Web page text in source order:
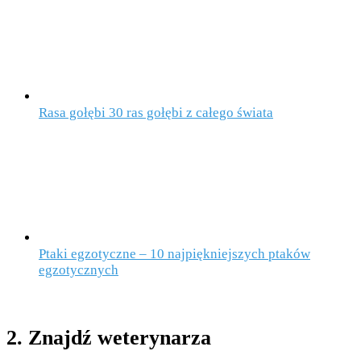
Rasa gołębi 30 ras gołębi z całego świata
Ptaki egzotyczne – 10 najpiękniejszych ptaków
egzotycznych
2. Znajdź weterynarza